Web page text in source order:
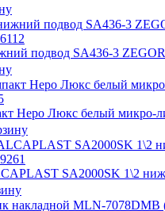
подвод SA436-3 ZEGOR
Неро Люкс белый микро-
SA2000SK 1\2